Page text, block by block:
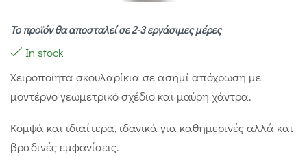
Το προϊόν θα αποσταλεί σε 2-3 εργάσιμες μέρες
In stock
Χειροποίητα σκουλαρίκια σε ασημί απόχρωση με
μοντέρνο γεωμετρικό σχέδιο και μαύρη χάντρα.
Κομψά και ιδιαίτερα, ιδανικά για καθημερινές αλλά και
βραδινές εμφανίσεις.